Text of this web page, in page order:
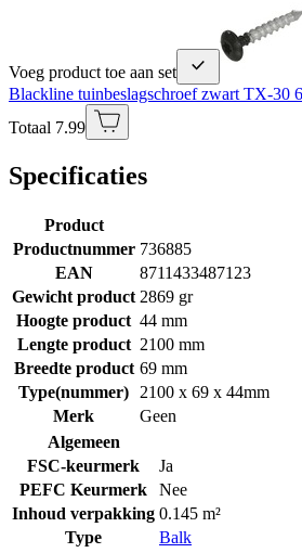
Voeg product toe aan set
Blackline tuinbeslagschroef zwart TX-30
Totaal 7.99
Specificaties
Product
Productnummer 736885
EAN
8711433487123
Gewicht product 2869 gr
Hoogte product 44 mm
Lengte product 2100 mm
Breedte product 69 mm
Type(nummer)
2100 x 69 x 44mm
Merk
Geen
Algemeen
FSC-keurmerk
Ja
PEFC Keurmerk
Nee
Inhoud verpakking 0.145 m²
Type
Balk